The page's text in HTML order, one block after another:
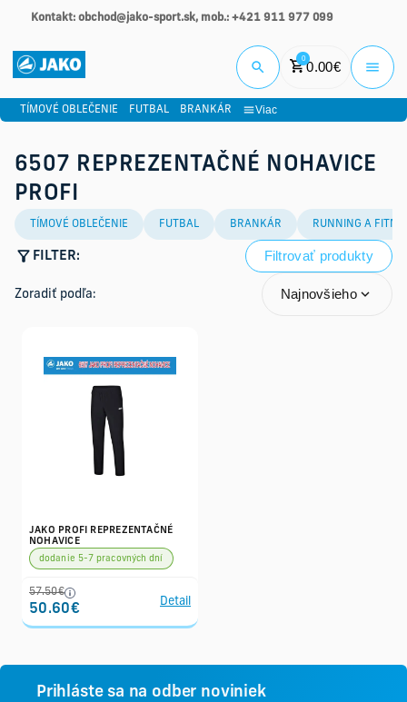
Kontakt: obchod@jako-sport.sk, mob.: +421 911 977 099
0
0.00€
TÍMOVÉ OBLEČENIE FUTBAL BRANKÁR Viac
6507 REPREZENTAČNÉ NOHAVICE
PROFI
TÍMOVÉ OBLEČENIE FUTBAL BRANKÁR RUNNING A
FILTER: Filtrovať produkty
Zoradiť podľa: Najnovšieho
JAKO PROFI REPREZENTAČNÉ
NOHAVICE
dodanie 5-7 pracovných dní
57.50€
50.60€
Detail
Prihláste sa na odber noviniek